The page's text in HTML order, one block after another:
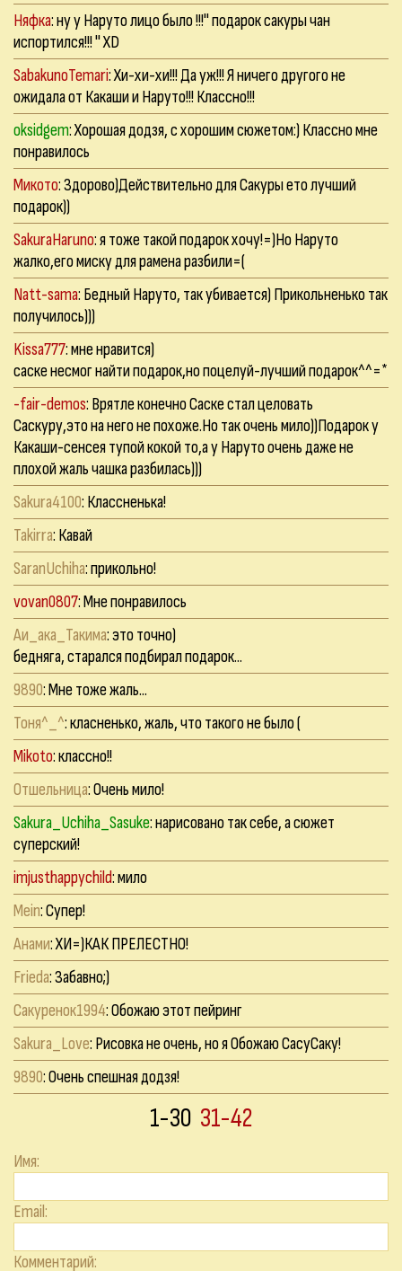
Няфка: ну у Наруто лицо было !!!" подарок сакуры чан
испортился!!! " ХD
SabakunoTemari: Хи-хи-хи!!! Да уж!!! Я ничего другого не
ожидала от Какаши и Наруто!!! Классно!!!
oksidgem: Хорошая додзя, с хорошим сюжетом:) Классно мне
понравилось
Микото: Здорово)Действительно для Сакуры ето лучший
подарок))
SakuraHaruno: я тоже такой подарок хочу!=)Но Наруто
жалко,его миску для рамена разбили=(
Natt-sama: Бедный Наруто, так убивается) Прикольненько так
получилось)))
Kissa777: мне нравится)
саске несмог найти подарок,но поцелуй-лучший подарок^^=*
-fair-demos: Врятле конечно Саске стал целовать
Саскуру,это на него не похоже.Но так очень мило))Подарок у
Какаши-сенсея тупой кокой то,а у Наруто очень даже не
плохой жаль чашка разбилась)))
Sakura4100: Классненька!
Takirra: Кавай
SaranUchiha: прикольно!
vovan0807: Мне понравилось
Аи_ака_Такима: это точно)
бедняга, старался подбирал подарок...
9890: Мне тоже жаль...
Тоня^_^: класненько, жаль, что такого не было (
Mikoto: классно!!
Отшельница: Очень мило!
Sakura_Uchiha_Sasuke: нарисовано так себе, а сюжет
суперский!
imjusthappychild: мило
Mein: Супер!
Анами: ХИ=)КАК ПРЕЛЕСТНО!
Frieda: Забавно;)
Сакуренок1994: Обожаю этот пейринг
Sakura_Love: Рисовка не очень, но я Обожаю СасуСаку!
9890: Очень спешная додзя!
1-30 31-42
Имя:
Email:
Комментарий: